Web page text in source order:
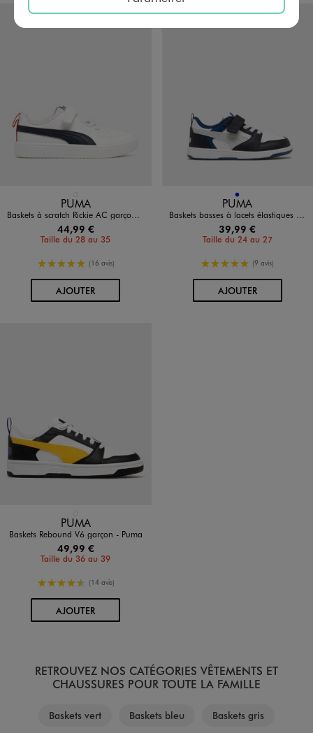
Disponible en 1 coloris
PUMA
Baskets à scratch Rickie AC garçon - Puma
44,99 €
Taille du 28 au 35
5/5 de moyenne
(16 avis)
AJOUTERAU PANIER
Disponible en 1 coloris
BLEU
PUMA
Baskets basses à lacets élastiques et scratch Rebound V6 garçon - Puma
39,99 €
Taille du 24 au 27
5/5 de moyenne
(9 avis)
AJOUTERAU PANIER
Disponible en 1 coloris
PUMA
Baskets Rebound V6 garçon - Puma
49,99 €
Taille du 36 au 39
4.5/5 de moyenne
(14 avis)
AJOUTERAU PANIER
RETROUVEZ NOS CATÉGORIES VÊTEMENTS ET
CHAUSSURES POUR TOUTE LA FAMILLE
Baskets vert Baskets bleu Baskets gris